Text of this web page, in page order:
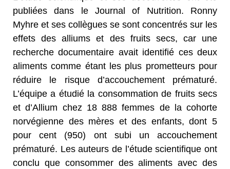
publiées dans le Journal of Nutrition. Ronny
Myhre et ses collègues se sont concentrés sur les
effets des alliums et des fruits secs, car une
recherche documentaire avait identifié ces deux
aliments comme étant les plus prometteurs pour
réduire le risque d’accouchement prématuré.
L’équipe a étudié la consommation de fruits secs
et d’Allium chez 18 888 femmes de la cohorte
norvégienne des mères et des enfants, dont 5
pour cent (950) ont subi un accouchement
prématuré. Les auteurs de l’étude scientifique ont
conclu que consommer des aliments avec des